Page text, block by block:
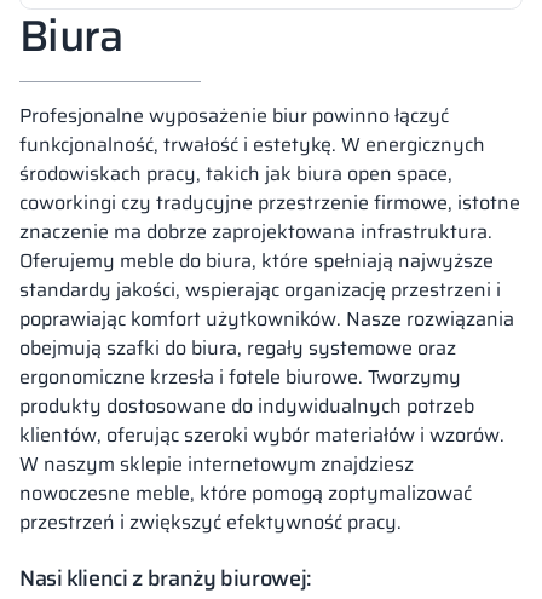
Biura
Profesjonalne wyposażenie biur powinno łączyć
funkcjonalność, trwałość i estetykę. W energicznych
środowiskach pracy, takich jak biura open space,
coworkingi czy tradycyjne przestrzenie firmowe, istotne
znaczenie ma dobrze zaprojektowana infrastruktura.
Oferujemy meble do biura, które spełniają najwyższe
standardy jakości, wspierając organizację przestrzeni i
poprawiając komfort użytkowników. Nasze rozwiązania
obejmują szafki do biura, regały systemowe oraz
ergonomiczne krzesła i fotele biurowe. Tworzymy
produkty dostosowane do indywidualnych potrzeb
klientów, oferując szeroki wybór materiałów i wzorów.
W naszym sklepie internetowym znajdziesz
nowoczesne meble, które pomogą zoptymalizować
przestrzeń i zwiększyć efektywność pracy.
Nasi klienci z branży biurowej: